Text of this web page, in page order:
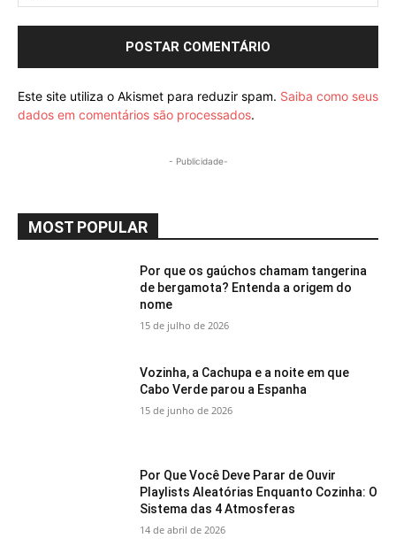
Este site utiliza o Akismet para reduzir spam. Saiba como seus
dados em comentários são processados.
- Publicidade-
MOST POPULAR
Por que os gaúchos chamam tangerina
de bergamota? Entenda a origem do
nome
15 de julho de 2026
Vozinha, a Cachupa e a noite em que
Cabo Verde parou a Espanha
15 de junho de 2026
Por Que Você Deve Parar de Ouvir
Playlists Aleatórias Enquanto Cozinha: O
Sistema das 4 Atmosferas
14 de abril de 2026